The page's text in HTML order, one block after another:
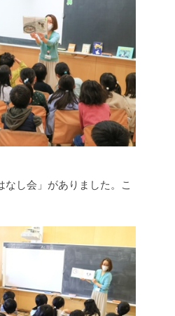
し会」がありました。こ